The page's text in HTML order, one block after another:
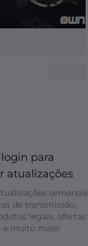
para
atualizações
semanais
de transmissão,
legais, ofertas
e muito mais!